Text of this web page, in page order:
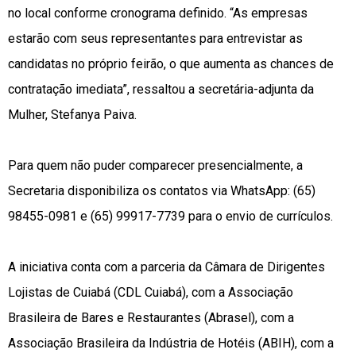
no local conforme cronograma definido. “As empresas
estarão com seus representantes para entrevistar as
candidatas no próprio feirão, o que aumenta as chances de
contratação imediata”, ressaltou a secretária-adjunta da
Mulher, Stefanya Paiva.
Para quem não puder comparecer presencialmente, a
Secretaria disponibiliza os contatos via WhatsApp: (65)
98455-0981 e (65) 99917-7739 para o envio de currículos.
A iniciativa conta com a parceria da Câmara de Dirigentes
Lojistas de Cuiabá (CDL Cuiabá), com a Associação
Brasileira de Bares e Restaurantes (Abrasel), com a
Associação Brasileira da Indústria de Hotéis (ABIH), com a